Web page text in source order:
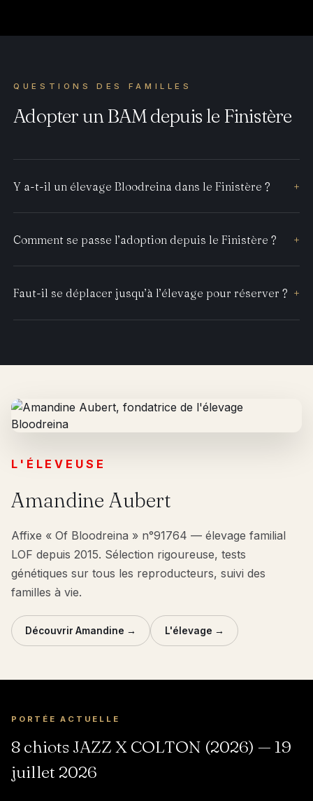
QUESTIONS DES FAMILLES
Adopter un BAM depuis le Finistère
Y a-t-il un élevage Bloodreina dans le Finistère ? +
Comment se passe l’adoption depuis le Finistère ? +
Faut-il se déplacer jusqu’à l’élevage pour réserver ? +
L'ÉLEVEUSE
Amandine Aubert
Affixe « Of Bloodreina » n°91764 — élevage familial
LOF depuis 2015. Sélection rigoureuse, tests
génétiques sur tous les reproducteurs, suivi des
familles à vie.
Découvrir Amandine → L'élevage →
PORTÉE ACTUELLE
8 chiots JAZZ X COLTON (2026) — 19
juillet 2026